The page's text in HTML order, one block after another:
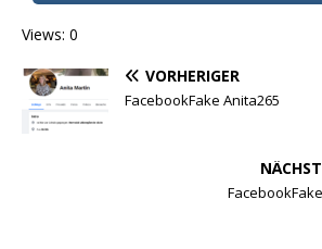
Views: 0
VORHERIGER
FacebookFake Anita265